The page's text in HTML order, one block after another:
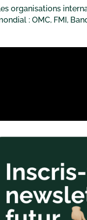
organisations
: OMC, FMI,